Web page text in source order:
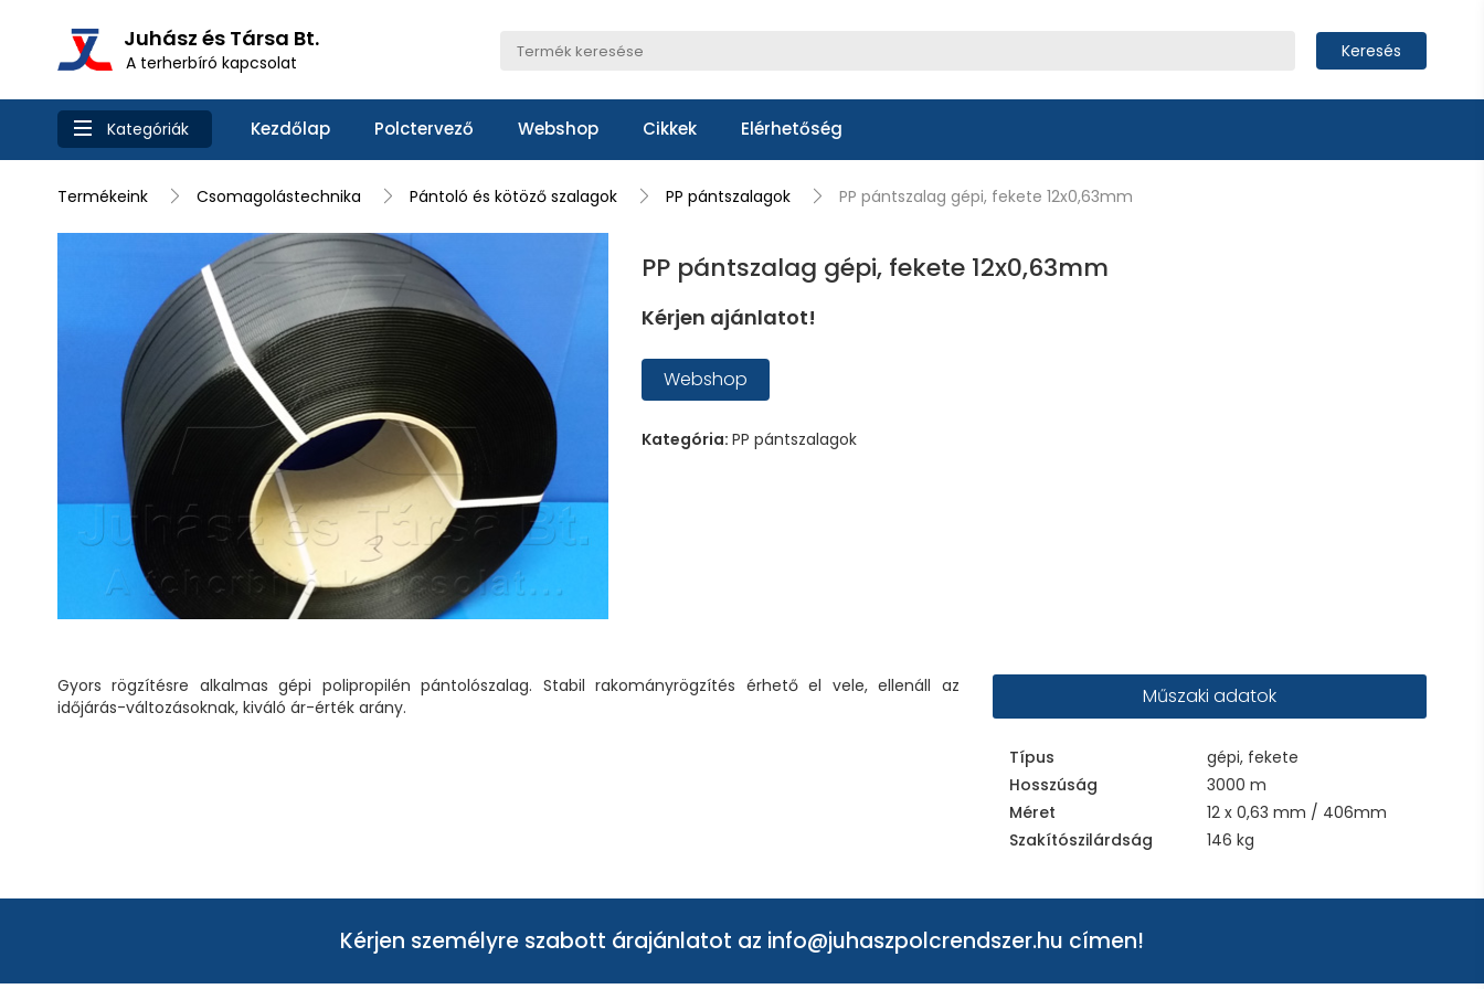
Juhász és Társa Bt.
A terherbíró kapcsolat
Keresés
Kategóriák Kezdőlap Polctervező Webshop Cikkek Elérhetőség
Termékeink Csomagolástechnika Pántoló és kötöző szalagok PP pántszalagok PP pántszalag gépi, fekete 12x0,63mm
PP pántszalag gépi, fekete 12x0,63mm
Kérjen ajánlatot!
Webshop
Kategória:PP pántszalagok
Gyors rögzítésre alkalmas gépi polipropilén pántolószalag. Stabil rakományrögzítés érhető el vele, ellenáll az
időjárás-változásoknak, kiváló ár-érték arány.
Műszaki adatok
Típus
gépi, fekete
Hosszúság
3000 m
Méret
12 x 0,63 mm / 406mm
Szakítószilárdság
146 kg
Kérjen személyre szabott árajánlatot az info@juhaszpolcrendszer.hu címen!